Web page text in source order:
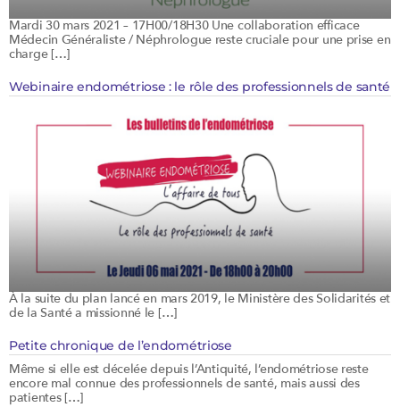
Mardi 30 mars 2021 – 17H00/18H30 Une collaboration efficace
Médecin Généraliste / Néphrologue reste cruciale pour une prise en
charge […]
Webinaire endométriose : le rôle des professionnels de santé
À la suite du plan lancé en mars 2019, le Ministère des Solidarités et
de la Santé a missionné le […]
Petite chronique de l’endométriose
Même si elle est décelée depuis l’Antiquité, l’endométriose reste
encore mal connue des professionnels de santé, mais aussi des
patientes […]